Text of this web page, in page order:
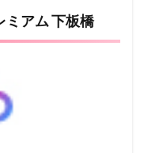
ミアム 下板橋